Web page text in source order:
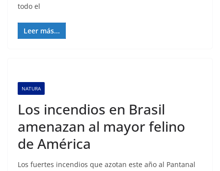
todo el
Leer más...
NATURA
Los incendios en Brasil
amenazan al mayor felino
de América
Los fuertes incendios que azotan este año al Pantanal